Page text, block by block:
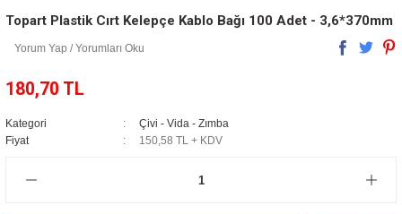
Topart Plastik Cırt Kelepçe Kablo Bağı 100 Adet - 3,6*370mm
Yorum Yap / Yorumları Oku
180,70 TL
Kategori
Çivi - Vida - Zımba
Fiyat
150,58 TL + KDV